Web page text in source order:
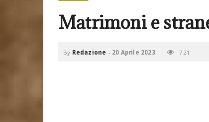
Matrimoni e
By Redazione - 20 Aprile 2023 721